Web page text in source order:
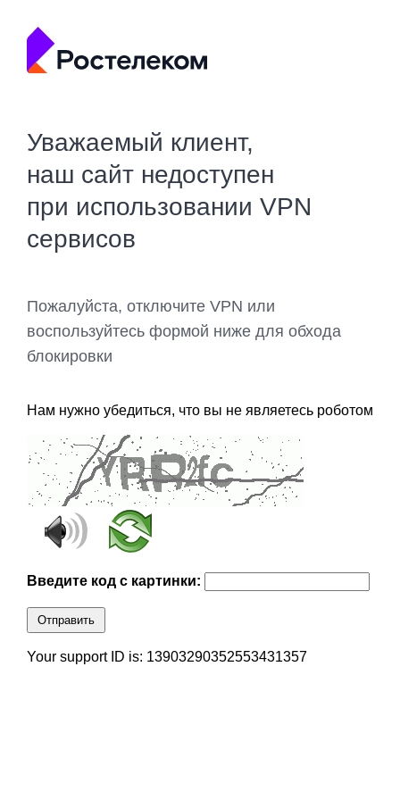
Уважаемый клиент,
наш сайт недоступен
при использовании VPN
сервисов
Пожалуйста, отключите VPN или
воспользуйтесь формой ниже для обхода
блокировки
Нам нужно убедиться, что вы не являетесь роботом
Введите код с картинки:
Отправить
Your support ID is: 13903290352553431357